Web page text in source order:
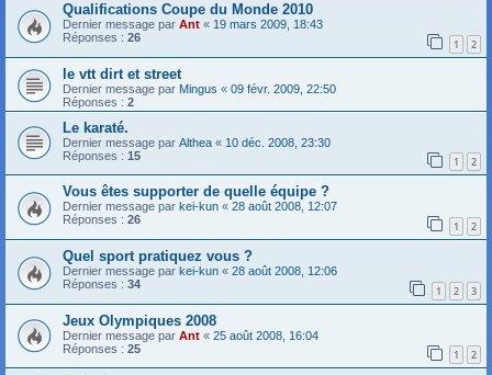
Qualifications Coupe du Monde 2010
Dernier message par Ant « 19 mars 2009, 18:43
Réponses : 26 1 2
le vtt dirt et street
Dernier message par Mingus « 09 févr. 2009, 22:50
Réponses : 2
Le karaté.
Dernier message par Althea « 10 déc. 2008, 23:30
Réponses : 15 1 2
Vous êtes supporter de quelle équipe ?
Dernier message par kei-kun « 28 août 2008, 12:07
Réponses : 26 1 2
Quel sport pratiquez vous ?
Dernier message par kei-kun « 28 août 2008, 12:06
Réponses : 34 1 2 3
Jeux Olympiques 2008
Dernier message par Ant « 25 août 2008, 16:04
Réponses : 25 1 2